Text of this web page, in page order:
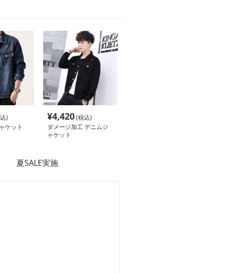
)
ケット
¥4,420(税込)
ダメージ加工 デニムジ
ャケット
夏SALE実施